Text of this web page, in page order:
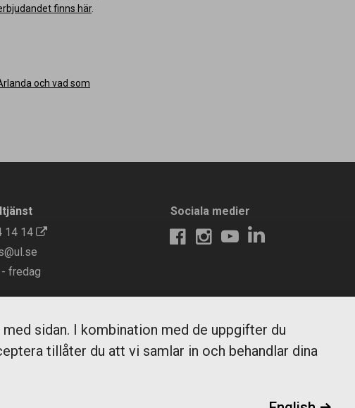
finns här.
och vad som
14 14
fredag
Sociala medier
sidan. I kombination med de uppgifter du
tillåter du att vi samlar in och behandlar dina